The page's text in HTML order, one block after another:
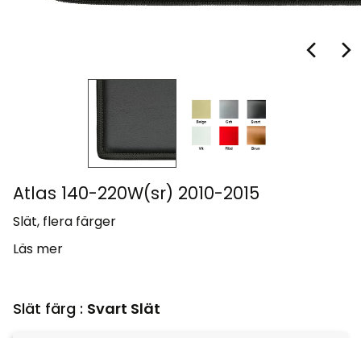
Atlas 140-220W(sr) 2010-2015
Slät, flera färger
Läs mer
Slät färg : Svart Slät